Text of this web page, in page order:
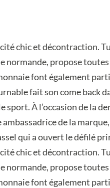
chic et décontraction.
propose
font également
fait son come back
sport. À l’occasion de
de la
qui a ouvert le défilé
chic et décontraction.
propose
font également